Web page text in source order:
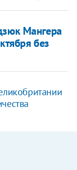
Мангера
без